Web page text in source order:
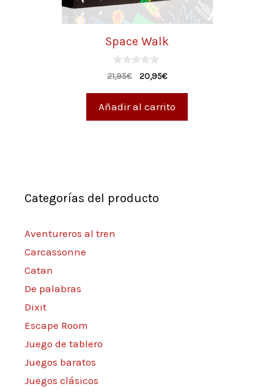
Space Walk
0
d
21,95€ 20,95€
Añadir al carrito
Categorías del producto
Aventureros al tren
Carcassonne
Catan
De palabras
Dixit
Escape Room
Juego de tablero
Juegos baratos
Juegos clásicos